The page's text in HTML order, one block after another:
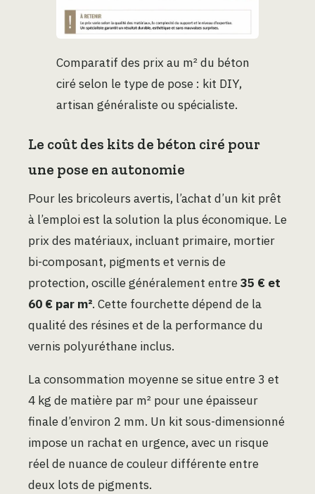
Comparatif des prix au m² du béton
ciré selon le type de pose : kit DIY,
artisan généraliste ou spécialiste.
Le coût des kits de béton ciré pour
une pose en autonomie
Pour les bricoleurs avertis, l’achat d’un kit prêt
à l’emploi est la solution la plus économique. Le
prix des matériaux, incluant primaire, mortier
bi-composant, pigments et vernis de
protection, oscille généralement entre35 € et
60 € par m². Cette fourchette dépend de la
qualité des résines et de la performance du
vernis polyuréthane inclus.
La consommation moyenne se situe entre 3 et
4 kg de matière par m² pour une épaisseur
finale d’environ 2 mm. Un kit sous-dimensionné
impose un rachat en urgence, avec un risque
réel de nuance de couleur différente entre
deux lots de pigments.